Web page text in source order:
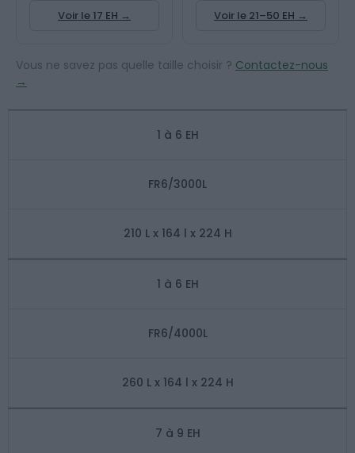
Voir le 17 EH → Voir le 21–50 EH →
Vous ne savez pas quelle taille choisir ? Contactez-nous
→
1 à 6 EH
FR6/3000L
210 L x 164 l x 224 H
1 à 6 EH
FR6/4000L
260 L x 164 l x 224 H
7 à 9 EH